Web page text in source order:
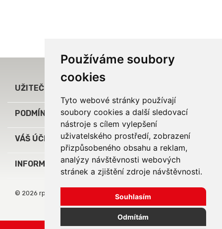
Používáme soubory
cookies
Tyto webové stránky používají
soubory cookies a další sledovací
nástroje s cílem vylepšení
uživatelského prostředí, zobrazení
přizpůsobeného obsahu a reklam,
analýzy návštěvnosti webových
stránek a zjištění zdroje návštěvnosti.
Souhlasím
Odmítám
UŽITEČNÉ ODKAZY
PODMÍNKY A INFORMACE
VÁŠ ÚČET
INFORMACE O OBCHODU
© 2026 rpj service, s.r.o.